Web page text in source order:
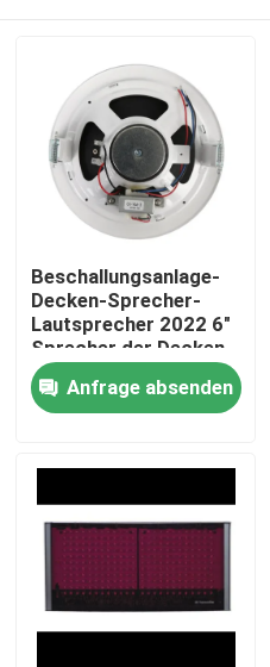
Haus
Produkte
Beschallungsanlage-
Decken-Sprecher-
Lautsprecher 2022 6"
Sprecher der Decken-
1.5W-3W-6W
Anfrage absenden